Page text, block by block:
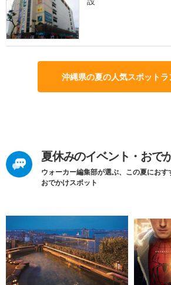
沖縄県の夏の人気スポット
夏休みのイベント・おで
ウォーカー編集部が選ぶ、この夏におす
おでかけスポット